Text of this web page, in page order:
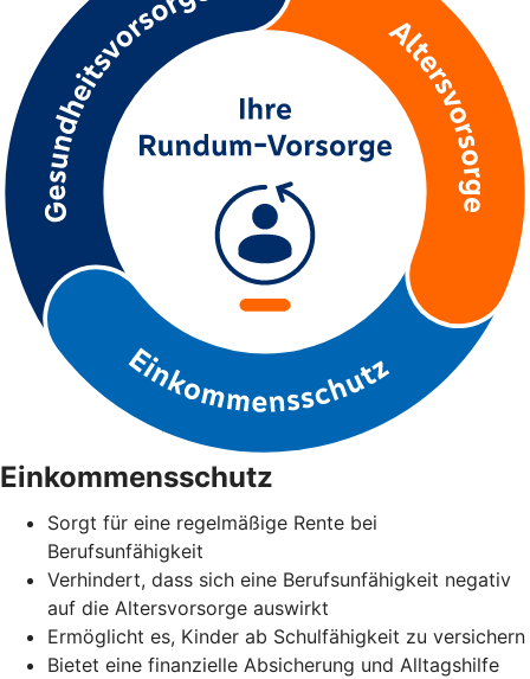
Einkommensschutz
Sorgt für eine regelmäßige Rente bei
Berufsunfähigkeit
Verhindert, dass sich eine Berufsunfähigkeit negativ
auf die Altersvorsorge auswirkt
Ermöglicht es, Kinder ab Schulfähigkeit zu versichern
Bietet eine finanzielle Absicherung und Alltagshilfe